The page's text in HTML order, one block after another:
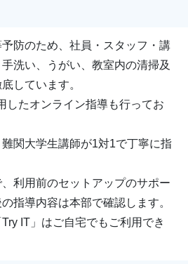
予防のため、社員・スタッフ・講
洗い、うがい、教室内の清掃及
しています。
したオンライン指導も行ってお
関大学生講師が1対1で丁寧に指
利用前のセットアップのサポー
指導内容は本部で確認します。
IT」はご自宅でもご利用でき